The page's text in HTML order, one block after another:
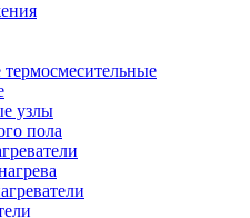
узлы
пола